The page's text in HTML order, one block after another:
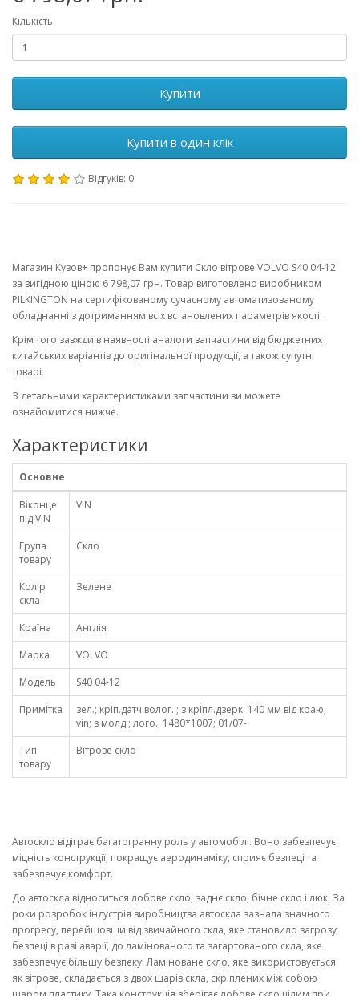
Кількість
Купити
Купити в один клік
Відгуків: 0
Магазин Кузов+ пропонує Вам купити Скло вітрове VOLVO S40 04-12
за вигідною ціною 6 798,07 грн. Товар виготовлено виробником
PILKINGTON на сертифікованому сучасному автоматизованому
обладнанні з дотриманням всіх встановлених параметрів якості.
Крім того завжди в наявності аналоги запчастини від бюджетних
китайських варіантів до оригінальної продукції, а також супутні
товарі.
З детальними характеристиками запчастини ви можете
ознайомитися нижче.
Характеристики
Основне
Віконце
під VIN
VIN
Група
товару
Скло
Колір
скла
Зелене
Країна
Англія
Марка
VOLVO
Модель
S40 04-12
Примітка
зел.; кріп.датч.волог. ; з кріпл.дзерк. 140 мм від краю;
vin; з молд.; лого.; 1480*1007; 01/07-
Тип
товару
Вітрове скло
Автоскло відіграє багатогранну роль у автомобілі. Воно забезпечує
міцність конструкції, покращує аеродинаміку, сприяє безпеці та
забезпечує комфорт.
До автоскла відноситься лобове скло, заднє скло, бічне скло і люк. За
роки розробок індустрія виробництва автоскла зазнала значного
прогресу, перейшовши від звичайного скла, яке становило загрозу
безпеці в разі аварії, до ламінованого та загартованого скла, яке
забезпечує більшу безпеку. Ламіноване скло, яке використовується
як вітрове, складається з двох шарів скла, скріплених між собою